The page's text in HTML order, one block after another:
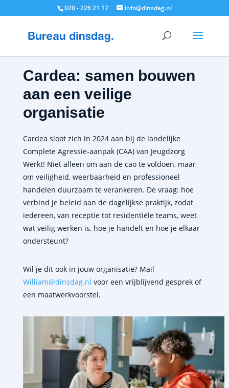
020 - 226 21 17 info@dinsdag.nl
Cardea: samen bouwen
aan een veilige
organisatie
Cardea sloot zich in 2024 aan bij de landelijke
Complete Agressie-aanpak (CAA) van Jeugdzorg
Werkt! Niet alleen om aan de cao te voldoen, maar
om veiligheid, weerbaarheid en professioneel
handelen duurzaam te verankeren. De vraag: hoe
verbind je beleid aan de dagelijkse praktijk, zodat
iedereen, van receptie tot residentiële teams, weet
wat veilig werken is, hoe je handelt en hoe je elkaar
ondersteunt?
Wil je dit ook in jouw organisatie? Mail
William@dinsdag.nl voor een vrijblijvend gesprek of
een maatwerkvoorstel.